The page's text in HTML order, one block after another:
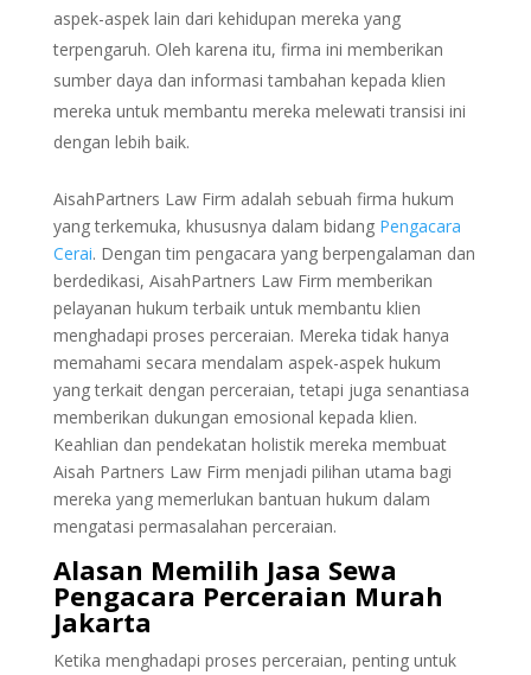
aspek-aspek lain dari kehidupan mereka yang
terpengaruh. Oleh karena itu, firma ini memberikan
sumber daya dan informasi tambahan kepada klien
mereka untuk membantu mereka melewati transisi ini
dengan lebih baik.
AisahPartners Law Firm adalah sebuah firma hukum
yang terkemuka, khususnya dalam bidang Pengacara
Cerai. Dengan tim pengacara yang berpengalaman dan
berdedikasi, AisahPartners Law Firm memberikan
pelayanan hukum terbaik untuk membantu klien
menghadapi proses perceraian. Mereka tidak hanya
memahami secara mendalam aspek-aspek hukum
yang terkait dengan perceraian, tetapi juga senantiasa
memberikan dukungan emosional kepada klien.
Keahlian dan pendekatan holistik mereka membuat
Aisah Partners Law Firm menjadi pilihan utama bagi
mereka yang memerlukan bantuan hukum dalam
mengatasi permasalahan perceraian.
Alasan Memilih Jasa Sewa
Pengacara Perceraian Murah
Jakarta
Ketika menghadapi proses perceraian, penting untuk